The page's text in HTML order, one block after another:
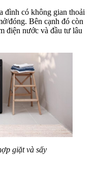
đình có không gian thoải
đóng. Bên cạnh đó còn
điện nước và đầu tư lâu
giặt và sấy